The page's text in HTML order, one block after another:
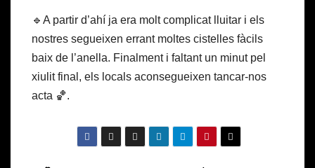
🔹A partir d’ahí ja era molt complicat lluitar i els
nostres segueixen errant moltes cistelles fàcils
baix de l’anella. Finalment i faltant un minut pel
xiulit final, els locals aconsegueixen tancar-nos
acta 🏀.